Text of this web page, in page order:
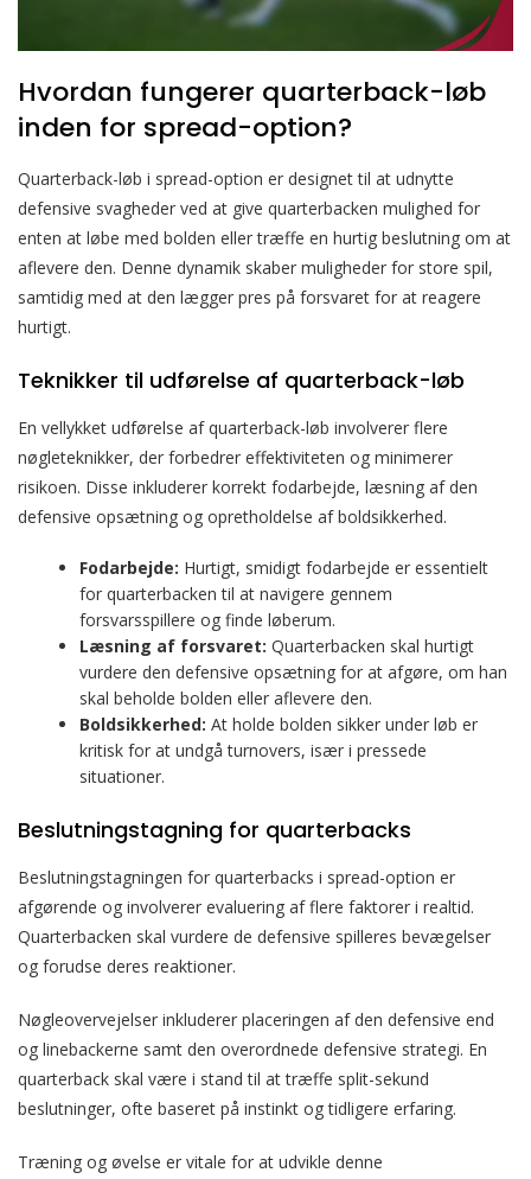
Hvordan fungerer quarterback-løb
inden for spread-option?
Quarterback-løb i spread-option er designet til at udnytte
defensive svagheder ved at give quarterbacken mulighed for
enten at løbe med bolden eller træffe en hurtig beslutning om at
aflevere den. Denne dynamik skaber muligheder for store spil,
samtidig med at den lægger pres på forsvaret for at reagere
hurtigt.
Teknikker til udførelse af quarterback-løb
En vellykket udførelse af quarterback-løb involverer flere
nøgleteknikker, der forbedrer effektiviteten og minimerer
risikoen. Disse inkluderer korrekt fodarbejde, læsning af den
defensive opsætning og opretholdelse af boldsikkerhed.
Fodarbejde: Hurtigt, smidigt fodarbejde er essentielt
for quarterbacken til at navigere gennem
forsvarsspillere og finde løberum.
Læsning af forsvaret: Quarterbacken skal hurtigt
vurdere den defensive opsætning for at afgøre, om han
skal beholde bolden eller aflevere den.
Boldsikkerhed: At holde bolden sikker under løb er
kritisk for at undgå turnovers, især i pressede
situationer.
Beslutningstagning for quarterbacks
Beslutningstagningen for quarterbacks i spread-option er
afgørende og involverer evaluering af flere faktorer i realtid.
Quarterbacken skal vurdere de defensive spilleres bevægelser
og forudse deres reaktioner.
Nøgleovervejelser inkluderer placeringen af den defensive end
og linebackerne samt den overordnede defensive strategi. En
quarterback skal være i stand til at træffe split-sekund
beslutninger, ofte baseret på instinkt og tidligere erfaring.
Træning og øvelse er vitale for at udvikle denne